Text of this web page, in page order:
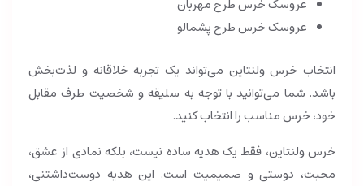
عروسک خرس طرح مهربان
عروسک خرس طرح پشمالو
انتخاب خرس ولنتاین می‌تواند یک تجربه خلاقانه و لذت‌بخش
باشد. شما می‌توانید با توجه به سلیقه و شخصیت طرف مقابل
خود، خرس مناسب را انتخاب کنید.
خرس ولنتاین، فقط یک هدیه ساده نیست، بلکه نمادی از عشق،
محبت، دوستی و صمیمیت است. این هدیه دوست‌داشتنی،